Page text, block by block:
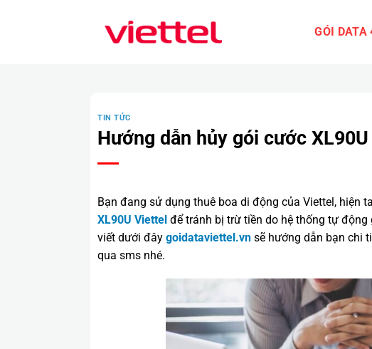
GÓI DATA
TIN TỨC
Hướng dẫn hủy gói cước XL90U
Bạn đang sử dụng thuê boa di động của Viettel, hiện
XL90U Viettel để tránh bị trừ tiền do hệ thống tự
viết dưới đây goidataviettel.vn sẽ hướng dẫn bạn chi
qua sms nhé.